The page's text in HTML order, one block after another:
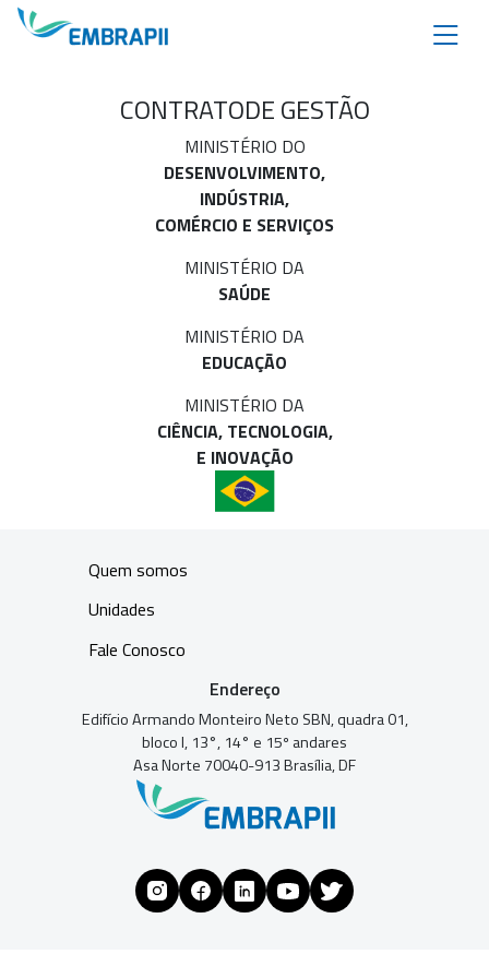
CONTRATODE GESTÃO
MINISTÉRIO DO
DESENVOLVIMENTO,
INDÚSTRIA,
COMÉRCIO E SERVIÇOS
MINISTÉRIO DA
SAÚDE
MINISTÉRIO DA
EDUCAÇÃO
MINISTÉRIO DA
CIÊNCIA, TECNOLOGIA,
E INOVAÇÃO
Quem somos
Unidades
Fale Conosco
Endereço
Edifício Armando Monteiro Neto SBN, quadra 01,
bloco I, 13°, 14° e 15º andares
Asa Norte 70040-913 Brasília, DF